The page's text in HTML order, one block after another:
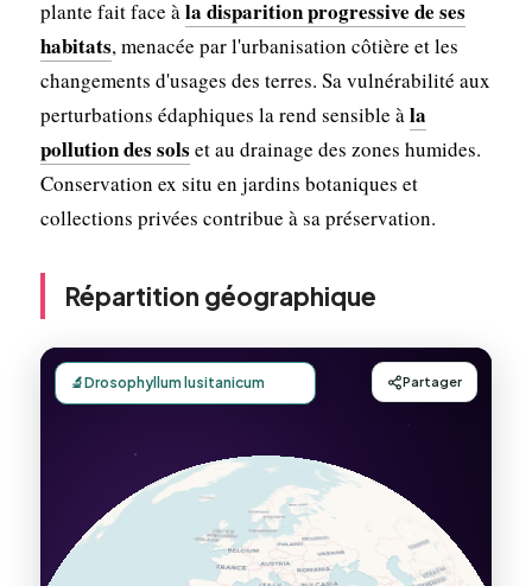
plante fait face àla disparition progressive de ses
habitats, menacée par l'urbanisation côtière et les
changements d'usages des terres. Sa vulnérabilité aux
perturbations édaphiques la rend sensible àla
pollution des sols et au drainage des zones humides.
Conservation ex situ en jardins botaniques et
collections privées contribue à sa préservation.
Répartition géographique